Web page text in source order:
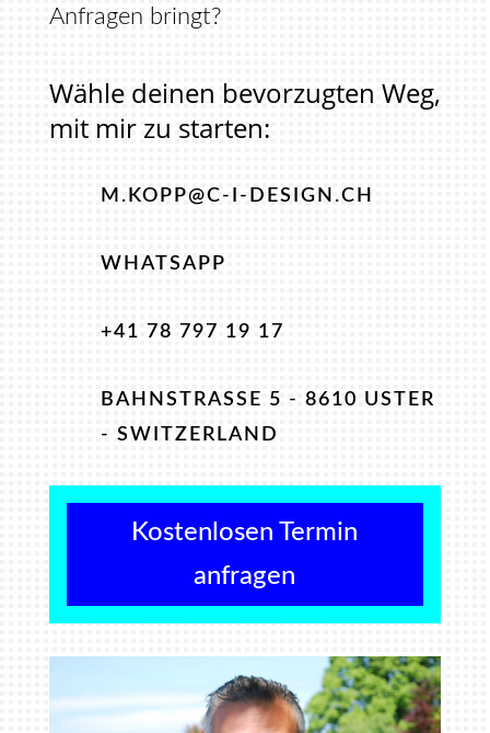
Anfragen bringt?
Wähle deinen bevorzugten Weg,
mit mir zu starten:
M.KOPP@C-I-DESIGN.CH
WHATSAPP
+41 78 797 19 17
BAHNSTRASSE 5 - 8610 USTER
- SWITZERLAND
Kostenlosen Termin
anfragen